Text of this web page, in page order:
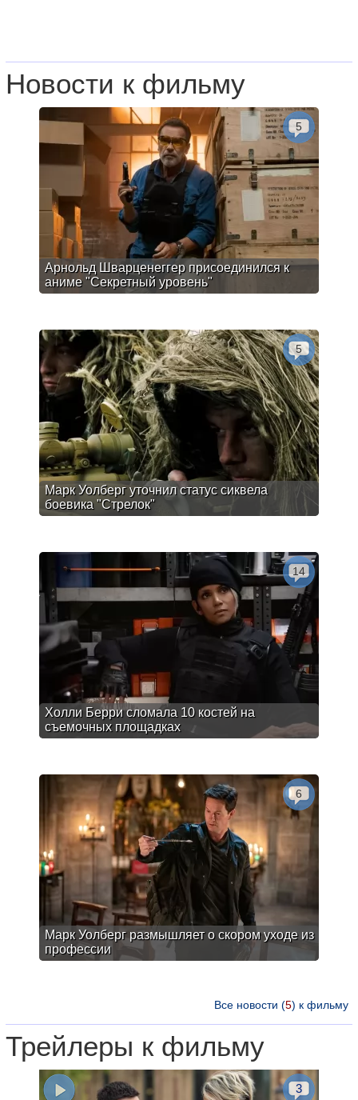
Новости к фильму
Арнольд Шварценеггер присоединился к
аниме "Секретный уровень"
5
Марк Уолберг уточнил статус сиквела
боевика "Стрелок"
5
Холли Берри сломала 10 костей на
съемочных площадках
14
Марк Уолберг размышляет о скором уходе из
профессии
6
Все новости (5) к фильму
Трейлеры к фильму
3